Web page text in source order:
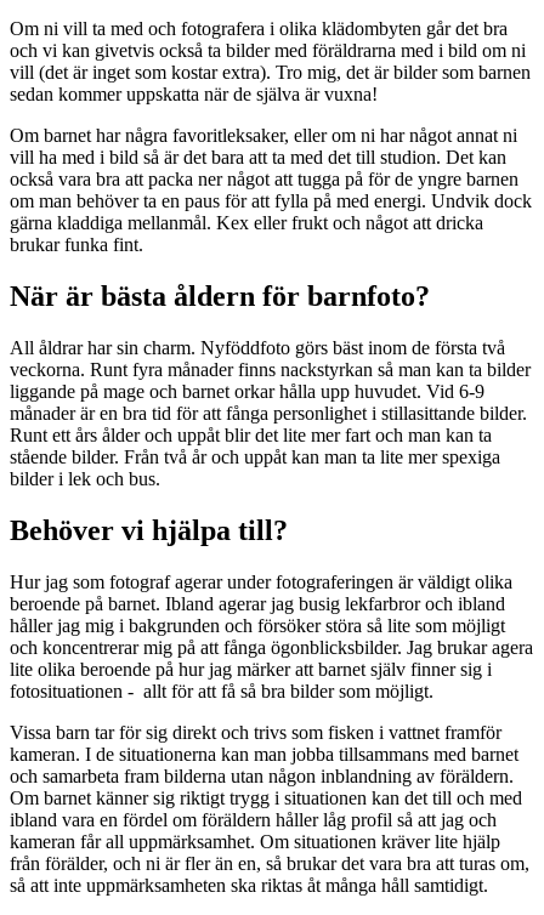
Om ni vill ta med och fotografera i olika klädombyten går det bra
och vi kan givetvis också ta bilder med föräldrarna med i bild om ni
vill (det är inget som kostar extra). Tro mig, det är bilder som barnen
sedan kommer uppskatta när de själva är vuxna!
Om barnet har några favoritleksaker, eller om ni har något annat ni
vill ha med i bild så är det bara att ta med det till studion. Det kan
också vara bra att packa ner något att tugga på för de yngre barnen
om man behöver ta en paus för att fylla på med energi. Undvik dock
gärna kladdiga mellanmål. Kex eller frukt och något att dricka
brukar funka fint.
När är bästa åldern för barnfoto?
All åldrar har sin charm. Nyföddfoto görs bäst inom de första två
veckorna. Runt fyra månader finns nackstyrkan så man kan ta bilder
liggande på mage och barnet orkar hålla upp huvudet. Vid 6-9
månader är en bra tid för att fånga personlighet i stillasittande bilder.
Runt ett års ålder och uppåt blir det lite mer fart och man kan ta
stående bilder. Från två år och uppåt kan man ta lite mer spexiga
bilder i lek och bus.
Behöver vi hjälpa till?
Hur jag som fotograf agerar under fotograferingen är väldigt olika
beroende på barnet. Ibland agerar jag busig lekfarbror och ibland
håller jag mig i bakgrunden och försöker störa så lite som möjligt
och koncentrerar mig på att fånga ögonblicksbilder. Jag brukar agera
lite olika beroende på hur jag märker att barnet själv finner sig i
fotosituationen - allt för att få så bra bilder som möjligt.
Vissa barn tar för sig direkt och trivs som fisken i vattnet framför
kameran. I de situationerna kan man jobba tillsammans med barnet
och samarbeta fram bilderna utan någon inblandning av föräldern.
Om barnet känner sig riktigt trygg i situationen kan det till och med
ibland vara en fördel om föräldern håller låg profil så att jag och
kameran får all uppmärksamhet. Om situationen kräver lite hjälp
från förälder, och ni är fler än en, så brukar det vara bra att turas om,
så att inte uppmärksamheten ska riktas åt många håll samtidigt.